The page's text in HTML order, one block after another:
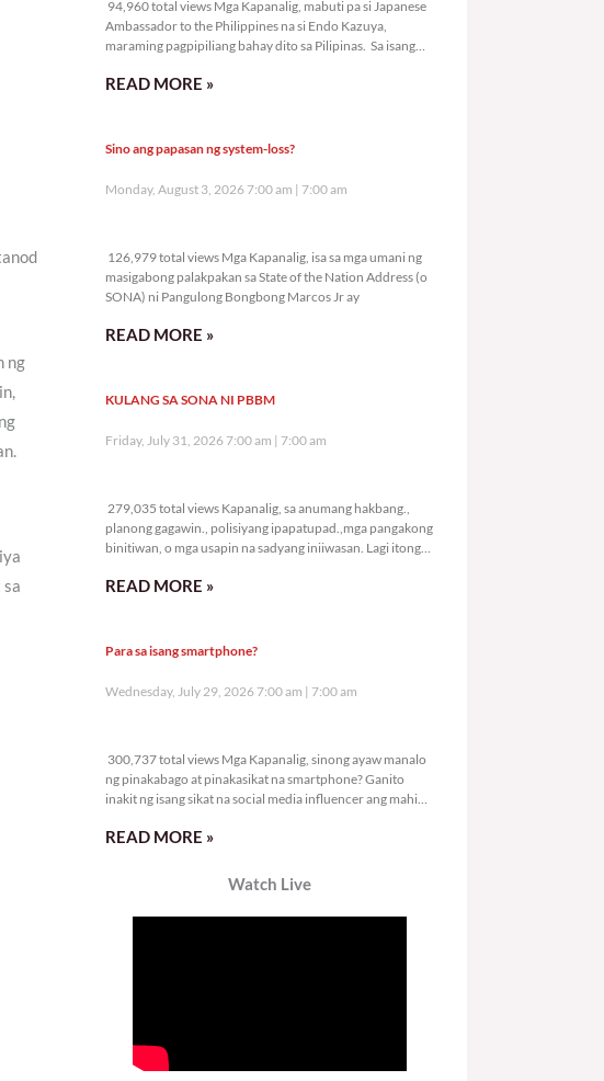
ng
94,960 total views Mga Kapanalig, mabuti pa si Japanese
Ambassador to the Philippines na si Endo Kazuya,
maraming pagpipiliang bahay dito sa Pilipinas. Sa isang
READ MORE »
Sino ang papasan ng system-loss?
Monday, August 3, 2026 7:00 am 7:00 am
126,979 total views Mga Kapanalig, isa sa mga umani ng
masigabong palakpakan sa State of the Nation Address (o
SONA) ni Pangulong Bongbong Marcos Jr ay
READ MORE »
KULANG SA SONA NI PBBM
Friday, July 31, 2026 7:00 am 7:00 am
279,035 total views Kapanalig, sa anumang hakbang.,
planong gagawin., polisiyang ipapatupad.,mga pangakong
binitiwan, o mga usapin na sadyang iniiwasan. Lagi itong
READ MORE »
Para sa isang smartphone?
Wednesday, July 29, 2026 7:00 am 7:00 am
300,737 total views Mga Kapanalig, sinong ayaw manalo
ng pinakabago at pinakasikat na smartphone? Ganito
inakit ng isang sikat na social media influencer ang mahigit
READ MORE »
Watch Live